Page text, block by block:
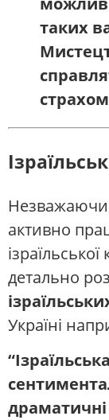
таких
Незважаючи
активно
детально
Україні